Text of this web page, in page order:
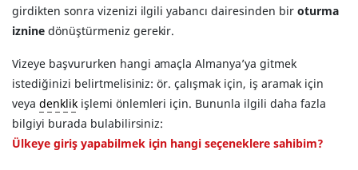
girdikten sonra vizenizi ilgili yabancı dairesinden bir oturma
izninedönüştürmeniz gerekir.
Vizeye başvururken hangi amaçla Almanya’ya gitmek
istediğinizi belirtmelisiniz: ör. çalışmak için, iş aramak için
veya denklikişlemi önlemleri için. Bununla ilgili daha fazla
bilgiyi burada bulabilirsiniz:
Ülkeye giriş yapabilmek için hangi seçeneklere sahibim?